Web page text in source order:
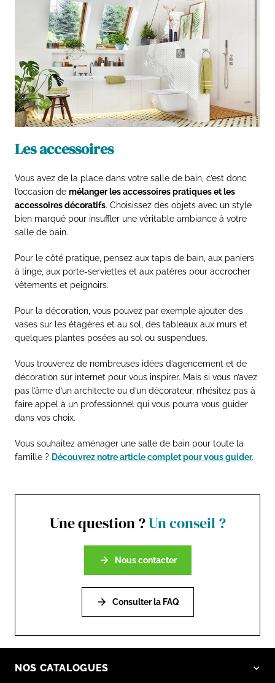
Les accessoires
Vous avez de la place dans votre salle de bain, c’est donc
l’occasion de mélanger les accessoires pratiques et les
accessoires décoratifs. Choisissez des objets avec un style
bien marqué pour insuffler une véritable ambiance à votre
salle de bain.
Pour le côté pratique, pensez aux tapis de bain, aux paniers
à linge, aux porte-serviettes et aux patères pour accrocher
vêtements et peignoirs.
Pour la décoration, vous pouvez par exemple ajouter des
vases sur les étagères et au sol, des tableaux aux murs et
quelques plantes posées au sol ou suspendues.
Vous trouverez de nombreuses idées d’agencement et de
décoration sur internet pour vous inspirer. Mais si vous n’avez
pas l’âme d’un architecte ou d’un décorateur, n’hésitez pas à
faire appel à un professionnel qui vous pourra vous guider
dans vos choix.
Vous souhaitez aménager une salle de bain pour toute la
famille ? Découvrez notre article complet pour vous guider.
Une question ?Un conseil ?
Nous contacter
Consulter la FAQ
NOS CATALOGUES